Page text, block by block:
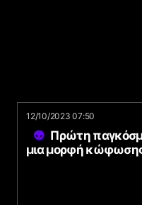
12/10/2023 07:50
Πρώτη
μια μορφή